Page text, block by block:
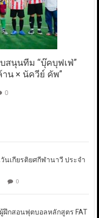
สนุนทีม “บุ๊คบุฟเฟ่”
น × นัควีย์ คัพ”
0
นเกียรติยศกีฬานาวี ประจำ
0
ฝึกสอนฟุตบอลหลักสูตร FAT